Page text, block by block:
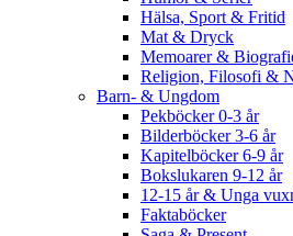
Hälsa, Sport & Fritid
Mat & Dryck
Memoarer &
Religion, Filosofi &
Barn- & Ungdom
Pekböcker 0-3 år
Bilderböcker 3-6 år
Kapitelböcker 6-9 år
Bokslukaren 9-12 år
12-15 år & Unga
Faktaböcker